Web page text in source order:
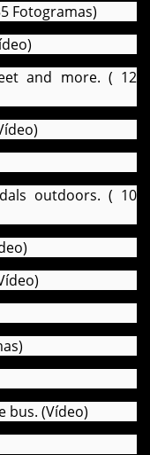
Fotogramas)
and more. ( 12
outdoors. ( 10
bus. (Vídeo)